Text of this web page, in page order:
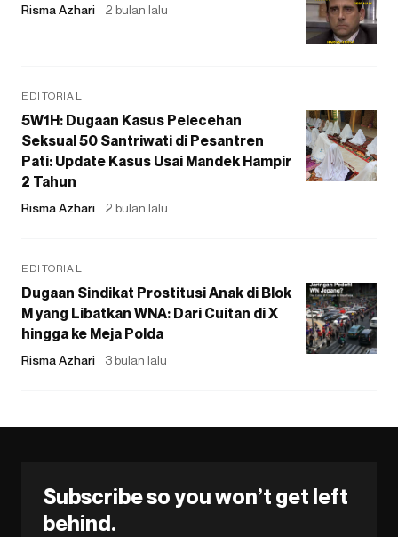
Risma Azhari 2 bulan lalu
EDITORIAL
5W1H: Dugaan Kasus Pelecehan
Seksual 50 Santriwati di Pesantren
Pati: Update Kasus Usai Mandek Hampir
2 Tahun
Risma Azhari 2 bulan lalu
EDITORIAL
Dugaan Sindikat Prostitusi Anak di Blok
M yang Libatkan WNA: Dari Cuitan di X
hingga ke Meja Polda
Risma Azhari 3 bulan lalu
Subscribe so you won’t get left
behind.